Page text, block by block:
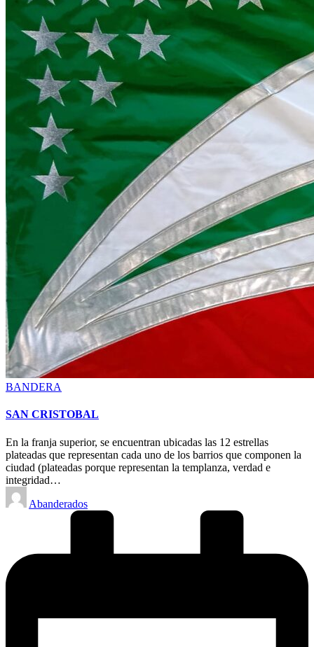
Posted
BANDERA
SAN CRISTOBAL
En la franja superior, se encuentran ubicadas las 12 estrellas
plateadas que representan cada uno de los barrios que componen la
ciudad (plateadas porque representan la templanza, verdad e
integridad…
Posted
by
Abanderados